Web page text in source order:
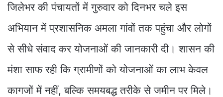
जिलेभर की पंचायतों में गुरुवार को दिनभर चले इस
अभियान में प्रशासनिक अमला गांवों तक पहुंचा और लोगों
से सीधे संवाद कर योजनाओं की जानकारी दी। शासन की
मंशा साफ रही कि ग्रामीणों को योजनाओं का लाभ केवल
कागजों में नहीं, बल्कि समयबद्ध तरीके से जमीन पर मिले।